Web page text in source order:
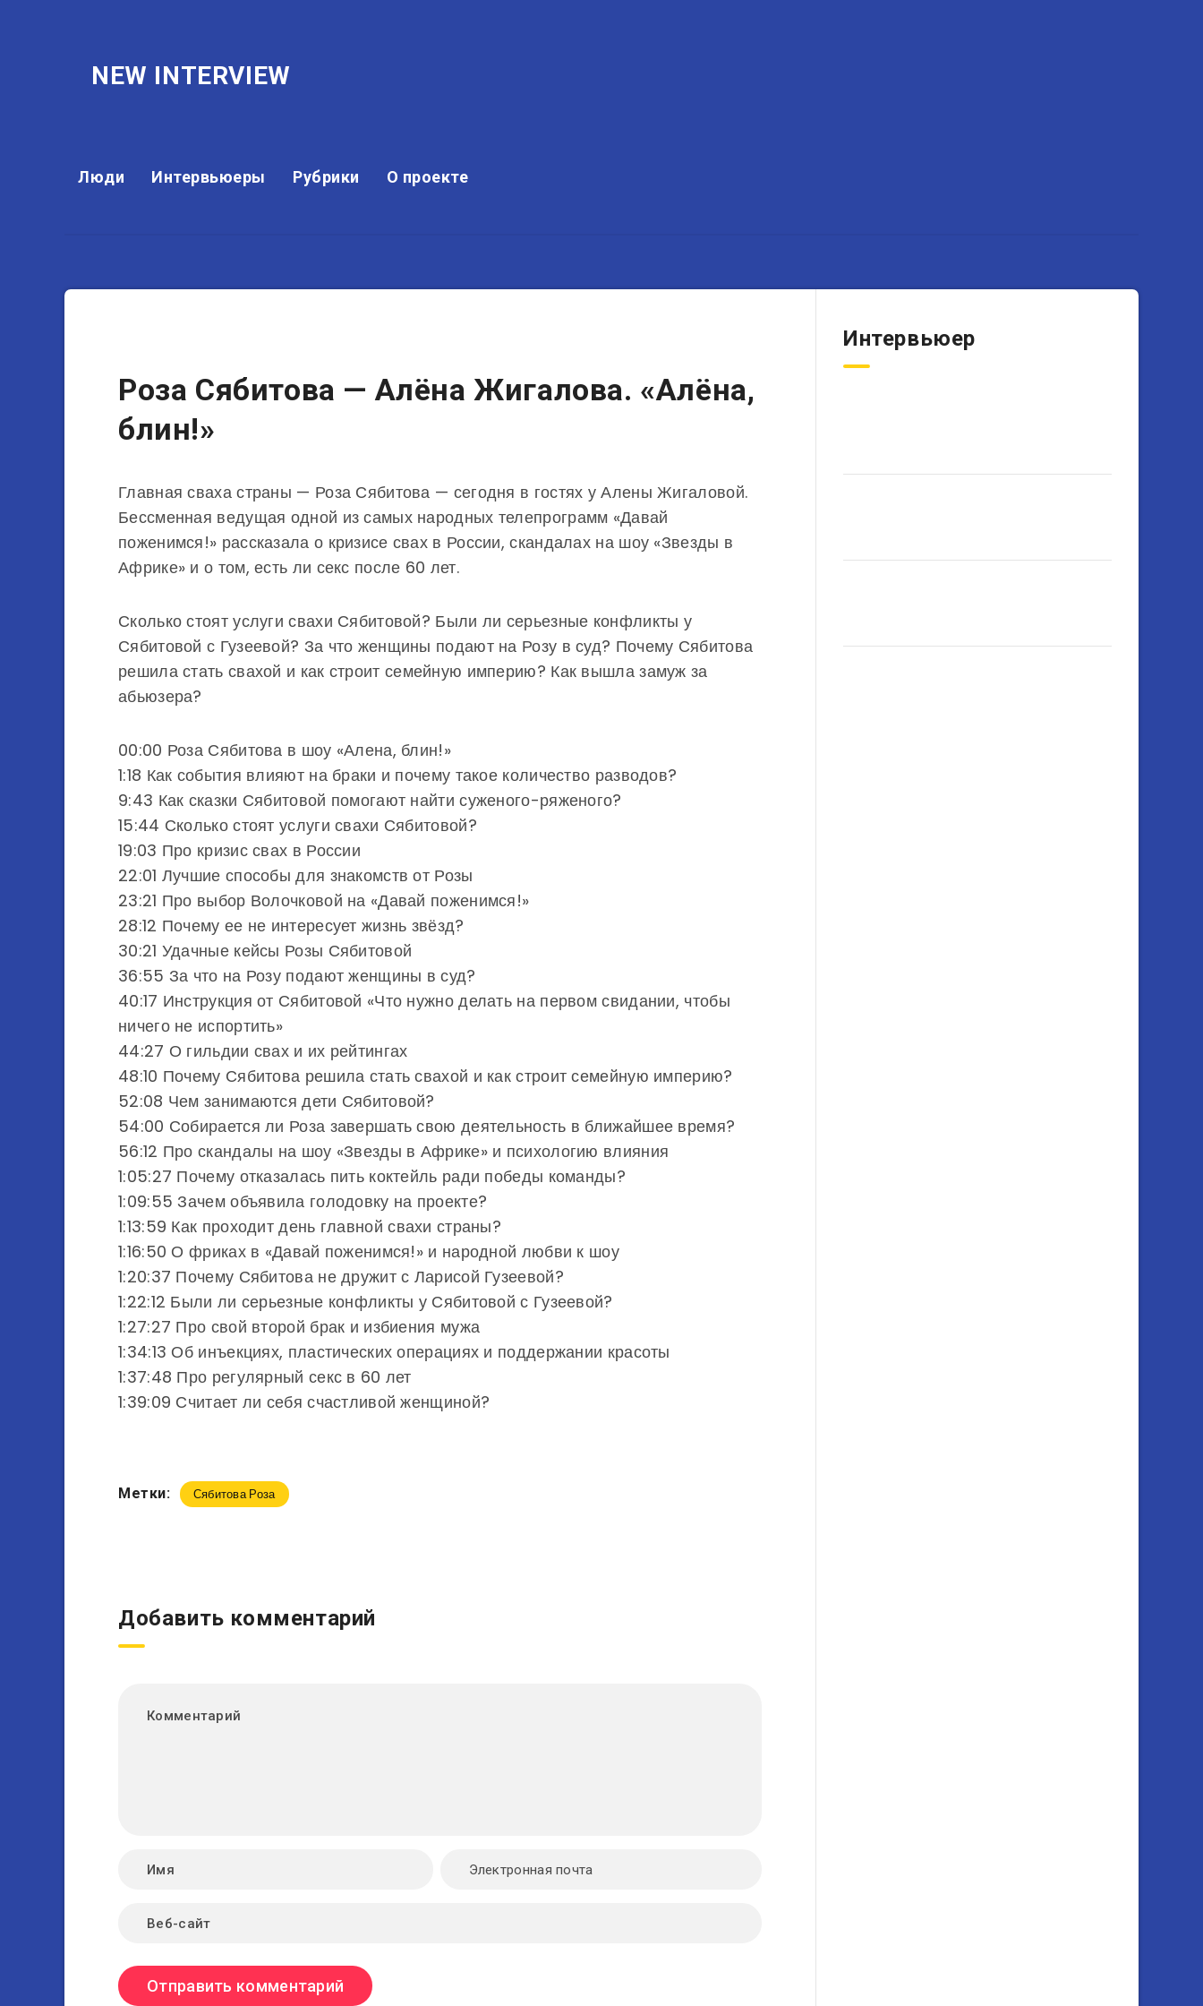
NEW INTERVIEW
Люди Интервьюеры Рубрики О проекте
Теле- и радиоведущие
Роза Сябитова — Алёна Жигалова. «Алёна,
блин!»
Главная сваха страны — Роза Сябитова — сегодня в гостях у Алены Жигаловой.
Бессменная ведущая одной из самых народных телепрограмм «Давай
поженимся!» рассказала о кризисе свах в России, скандалах на шоу «Звезды в
Африке» и о том, есть ли секс после 60 лет.
Сколько стоят услуги свахи Сябитовой? Были ли серьезные конфликты у
Сябитовой с Гузеевой? За что женщины подают на Розу в суд? Почему Сябитова
решила стать свахой и как строит семейную империю? Как вышла замуж за
абьюзера?
00:00 Роза Сябитова в шоу «Алена, блин!»
1:18 Как события влияют на браки и почему такое количество разводов?
9:43 Как сказки Сябитовой помогают найти суженого-ряженого?
15:44 Сколько стоят услуги свахи Сябитовой?
19:03 Про кризис свах в России
22:01 Лучшие способы для знакомств от Розы
23:21 Про выбор Волочковой на «Давай поженимся!»
28:12 Почему ее не интересует жизнь звёзд?
30:21 Удачные кейсы Розы Сябитовой
36:55 За что на Розу подают женщины в суд?
40:17 Инструкция от Сябитовой «Что нужно делать на первом свидании, чтобы
ничего не испортить»
44:27 О гильдии свах и их рейтингах
48:10 Почему Сябитова решила стать свахой и как строит семейную империю?
52:08 Чем занимаются дети Сябитовой?
54:00 Собирается ли Роза завершать свою деятельность в ближайшее время?
56:12 Про скандалы на шоу «Звезды в Африке» и психологию влияния
1:05:27 Почему отказалась пить коктейль ради победы команды?
1:09:55 Зачем объявила голодовку на проекте?
1:13:59 Как проходит день главной свахи страны?
1:16:50 О фриках в «Давай поженимся!» и народной любви к шоу
1:20:37 Почему Сябитова не дружит с Ларисой Гузеевой?
1:22:12 Были ли серьезные конфликты у Сябитовой с Гузеевой?
1:27:27 Про свой второй брак и избиения мужа
1:34:13 Об инъекциях, пластических операциях и поддержании красоты
1:37:48 Про регулярный секс в 60 лет
1:39:09 Считает ли себя счастливой женщиной?
Метки: Сябитова Роза
Добавить комментарий
Интервьюер